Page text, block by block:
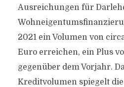
Ausreichungen für
2021 ein Volumen von
Euro erreichen, ein Plus
gegenüber dem Vorjahr.
Kreditvolumen spiegelt